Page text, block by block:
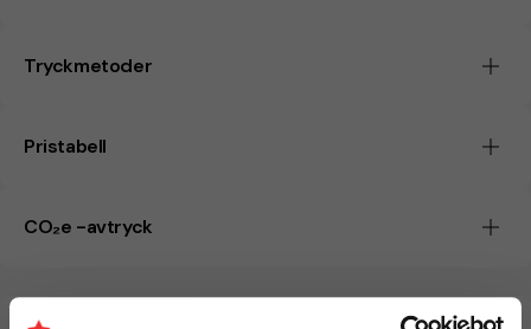
Tryckmetoder
Pristabell
CO₂e -avtryck
6 arbetsdagar